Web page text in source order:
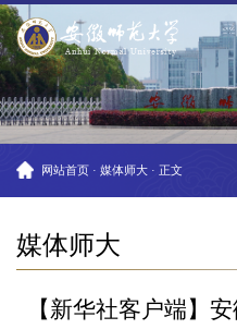
网站首页 · 媒体师大 · 正文
媒体师大
【新华社客户端】